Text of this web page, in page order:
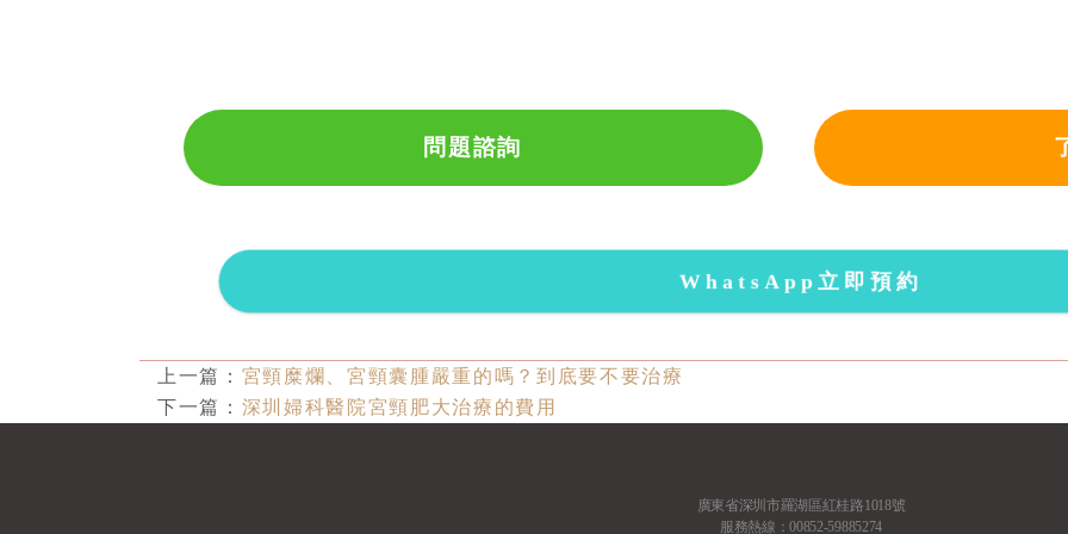
問題諮詢
WhatsApp立即預約
上一篇： 宮頸糜爛、宮頸囊腫嚴重的嗎？到底要不要治療
下一篇： 深圳婦科醫院宮頸肥大治療的費用
廣東省深圳市羅湖區紅桂路1018號
服務熱線：00852-59885274